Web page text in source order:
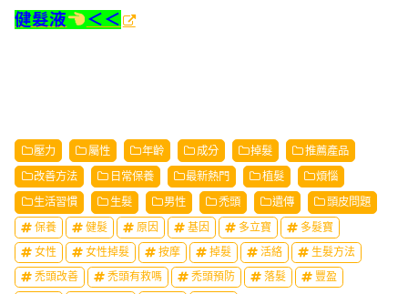
健髮液
＜＜
壓力 屬性 年齡 成分 掉髮 推薦產品
改善方法 日常保養 最新熱門 植髮 煩惱
生活習慣 生髮 男性 禿頭 遺傳
頭皮問題
保養
健髮 原因 基因 多立寶
多髮寶
女性
女性掉髮 按摩 掉髮 活絡
生髮方法
禿頭改善
禿頭有救嗎 禿頭預防 落髮
豐盈